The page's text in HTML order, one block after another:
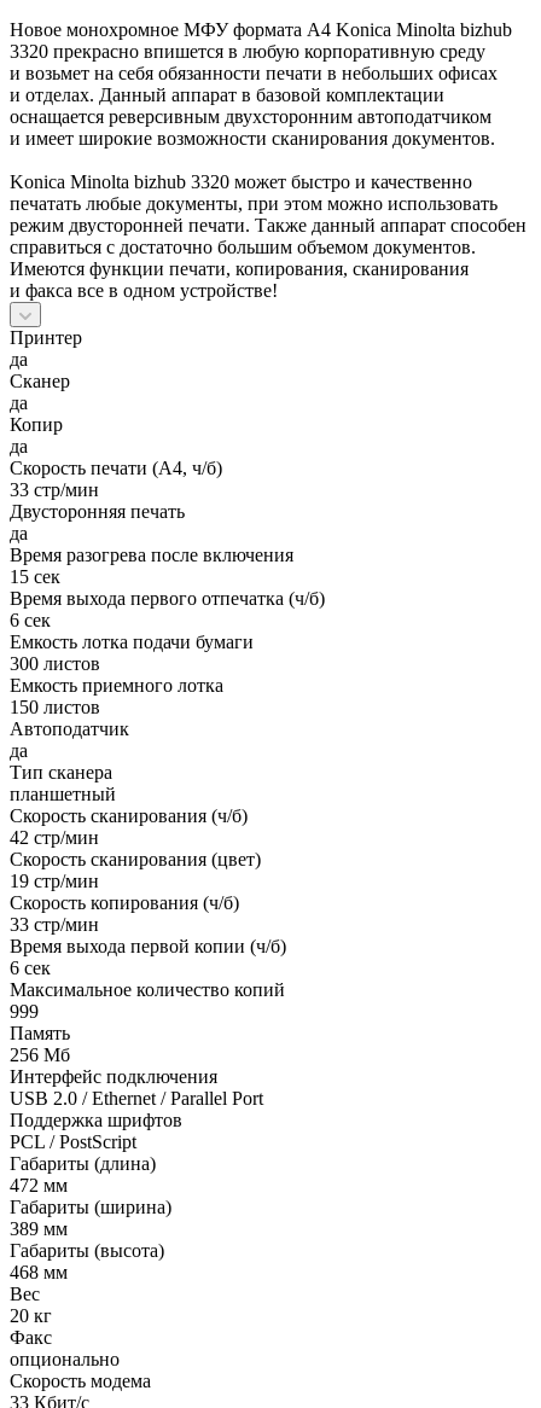
Новое монохромное МФУ формата А4 Konica Minolta bizhub
3320 прекрасно впишется в любую корпоративную среду
и возьмет на себя обязанности печати в небольших офисах
и отделах. Данный аппарат в базовой комплектации
оснащается реверсивным двухсторонним автоподатчиком
и имеет широкие возможности сканирования документов.
Konica Minolta bizhub 3320 может быстро и качественно
печатать любые документы, при этом можно использовать
режим двусторонней печати. Также данный аппарат способен
справиться с достаточно большим объемом документов.
Имеются функции печати, копирования, сканирования
и факса все в одном устройстве!
Принтер
да
Сканер
да
Копир
да
Скорость печати (А4, ч/б)
33 стр/мин
Двусторонняя печать
да
Время разогрева после включения
15 сек
Время выхода первого отпечатка (ч/б)
6 сек
Емкость лотка подачи бумаги
300 листов
Емкость приемного лотка
150 листов
Автоподатчик
да
Тип сканера
планшетный
Скорость сканирования (ч/б)
42 стр/мин
Скорость сканирования (цвет)
19 стр/мин
Скорость копирования (ч/б)
33 стр/мин
Время выхода первой копии (ч/б)
6 сек
Максимальное количество копий
999
Память
256 Мб
Интерфейс подключения
USB 2.0 / Ethernet / Parallel Port
Поддержка шрифтов
PCL / PostScript
Габариты (длина)
472 мм
Габариты (ширина)
389 мм
Габариты (высота)
468 мм
Вес
20 кг
Факс
опционально
Скорость модема
33 Кбит/с